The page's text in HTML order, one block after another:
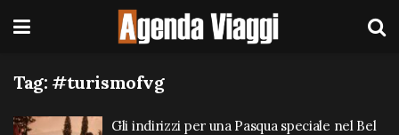
Tag: #turismofvg
Gli indirizzi per una Pasqua speciale nel Bel